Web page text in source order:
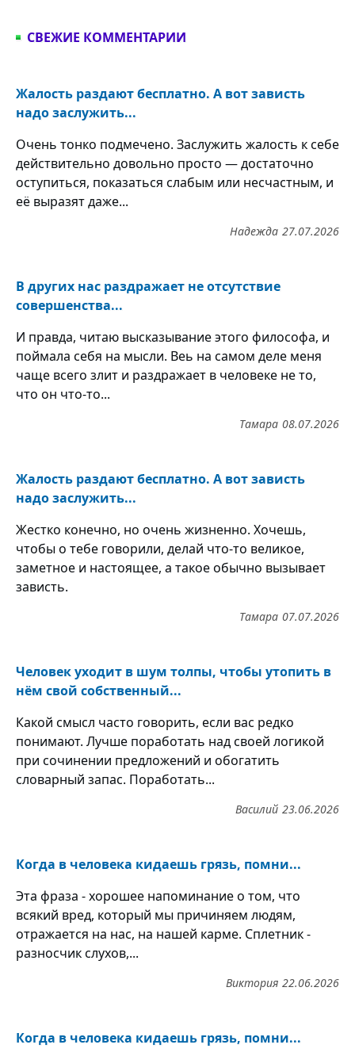
СВЕЖИЕ КОММЕНТАРИИ
Жалость раздают бесплатно. А вот зависть
надо заслужить...
Очень тонко подмечено. Заслужить жалость к себе
действительно довольно просто — достаточно
оступиться, показаться слабым или несчастным, и
её выразят даже...
27.07.2026
Надежда
В других нас раздражает не отсутствие
совершенства...
И правда, читаю высказывание этого философа, и
поймала себя на мысли. Веь на самом деле меня
чаще всего злит и раздражает в человеке не то,
что он что-то...
08.07.2026
Тамара
Жалость раздают бесплатно. А вот зависть
надо заслужить...
Жестко конечно, но очень жизненно. Хочешь,
чтобы о тебе говорили, делай что-то великое,
заметное и настоящее, а такое обычно вызывает
зависть.
07.07.2026
Тамара
Человек уходит в шум толпы, чтобы утопить в
нём свой собственный...
Какой смысл часто говорить, если вас редко
понимают. Лучше поработать над своей логикой
при сочинении предложений и обогатить
словарный запас. Поработать...
23.06.2026
Василий
Когда в человека кидаешь грязь, помни...
Эта фраза - хорошее напоминание о том, что
всякий вред, который мы причиняем людям,
отражается на нас, на нашей карме. Сплетник -
разносчик слухов,...
22.06.2026
Виктория
Когда в человека кидаешь грязь, помни...